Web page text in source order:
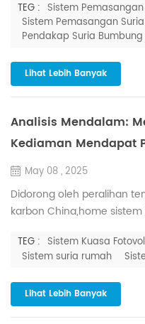
penggunaan tenaga
kediaman dan komersial.
solar bumbung jubin
aplikasi atas bumbung
menawarkan kecekapan
TEG : Sistem
Sistem Pemasangan
Pendakap Suria
Lihat Lebih Banyak
Analisis Mendalam:
Kediaman Mendapat
May 08 , 2025
Didorong oleh peralihan
karbon China,home
Meningkatkan Kekayaan
Terbiar: Memasang
bumbung luar bandar
perlindungan ringkas
untuk kedua-dua tenaga
TEG : Sistem Kuasa
Sistem suria rumah
Lihat Lebih Banyak